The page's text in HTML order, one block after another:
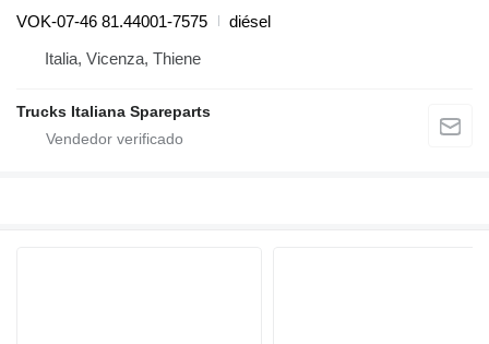
VOK-07-46 81.44001-7575
diésel
Italia, Vicenza, Thiene
Trucks Italiana Spareparts